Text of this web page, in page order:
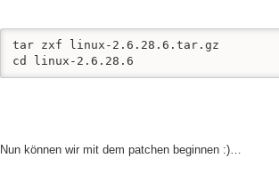
tar zxf linux-2.6.28.6.tar.gz
cd linux-2.6.28.6
Nun können wir mit dem patchen beginnen :)…